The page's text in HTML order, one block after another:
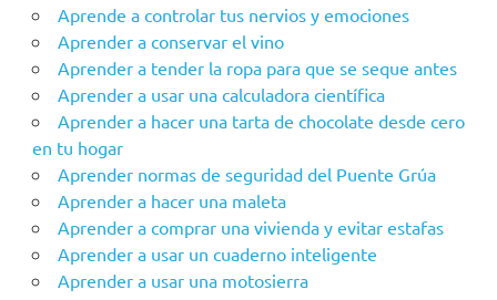
Aprende a controlar tus nervios y emociones
Aprender a conservar el vino
Aprender a tender la ropa para que se seque antes
Aprender a usar una calculadora científica
Aprender a hacer una tarta de chocolate desde cero
en tu hogar
Aprender‌ ‌‌normas‌ ‌de‌ ‌seguridad‌ ‌del‌ ‌Puente‌ ‌Grúa‌ ‌
Aprender a hacer una maleta
Aprender a comprar una vivienda y evitar estafas
Aprender a usar un cuaderno inteligente
Aprender a usar una motosierra